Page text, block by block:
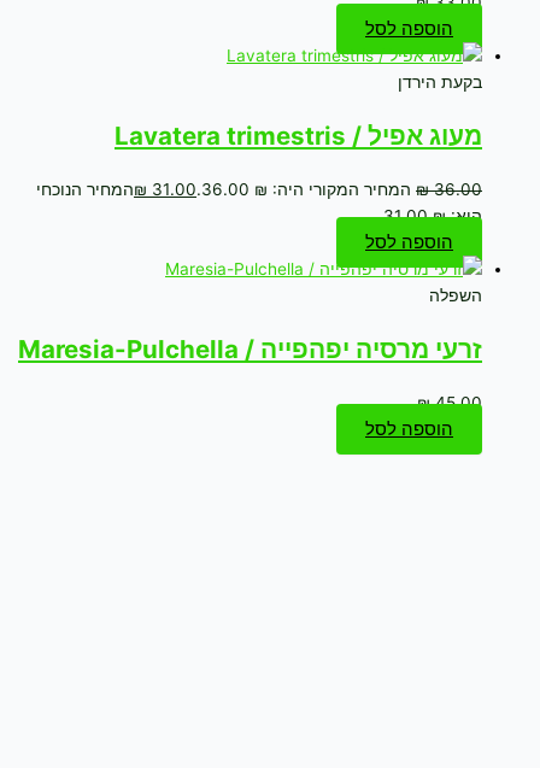
הוספה לסל
בקעת הירדן
מעוג אפיל / Lavatera trimestris
₪36.00 המחיר המקורי היה: ₪ 36.00. ₪ 31.00
המחיר הנוכחי
הוא: ₪ 31.00.
הוספה לסל
השפלה
זרעי מרסיה יפהפייה / Maresia-Pulchella
₪45.00
הוספה לסל